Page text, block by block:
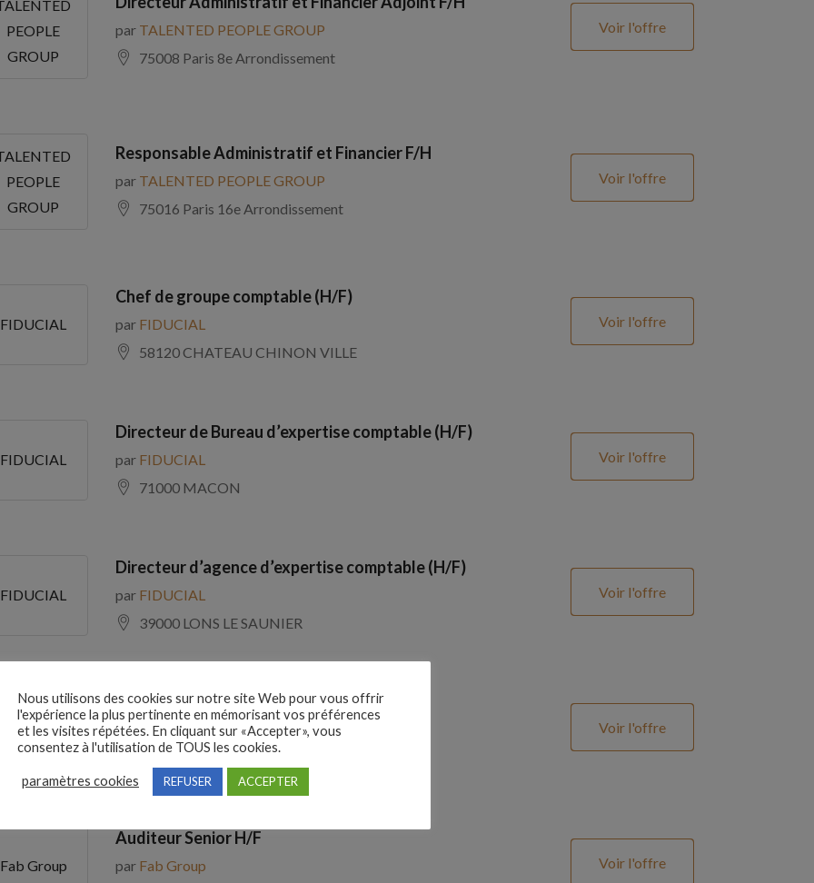
PEOPLE
GROUP
par TALENTED PEOPLE GROUP
75008 Paris 8e Arrondissement
Voir l'offre
PEOPLE
GROUP
Responsable Administratif et Financier F/H
par TALENTED PEOPLE GROUP
75016 Paris 16e Arrondissement
Voir l'offre
FIDUCIAL
Chef de groupe comptable (H/F)
par FIDUCIAL
58120 CHATEAU CHINON VILLE
Voir l'offre
FIDUCIAL
Directeur de Bureau d’expertise comptable (H/F)
par FIDUCIAL
71000 MACON
Voir l'offre
FIDUCIAL
Directeur d’agence d’expertise comptable (H/F)
par FIDUCIAL
39000 LONS LE SAUNIER
Voir l'offre
ADECCO
Comptable Fournisseurs H/F
parADECCO
69100 Villeurbanne
Voir l'offre
Fab Group
Auditeur Senior H/F
par Fab Group
Voir l'offre
Nous utilisons des cookies sur notre site Web pour vous offrir
l'expérience la plus pertinente en mémorisant vos préférences
et les visites répétées. En cliquant sur «Accepter», vous
consentez à l'utilisation de TOUS les cookies.
paramètres cookies REFUSER ACCEPTER